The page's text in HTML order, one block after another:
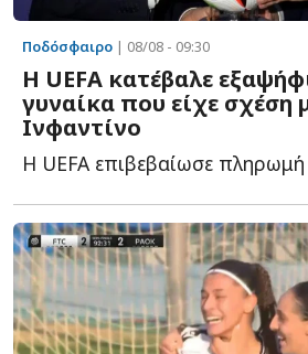
Ποδόσφαιρο | 08/08 - 09:30
Η UEFA κατέβαλε
γυναίκα που είχε σχέση
Ινφαντίνο